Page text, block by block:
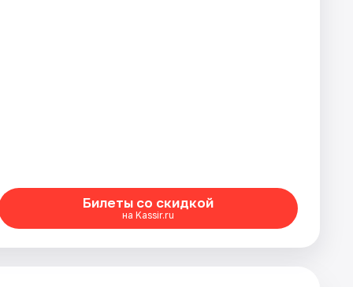
Билеты со скидкой
на Kassir.ru